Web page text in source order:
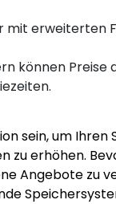
erweiterten
können Preise
sein, um
zu erhöhen.
Angebote zu